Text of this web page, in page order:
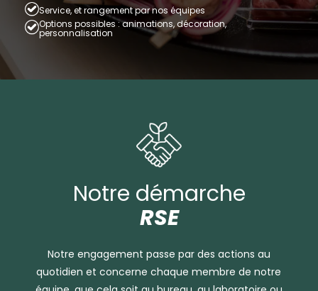
Service, et rangement par nos équipes
Options possibles : animations, décoration,
personnalisation
Notre démarche
RSE
Notre engagement passe par des actions au
quotidien et concerne chaque membre de notre